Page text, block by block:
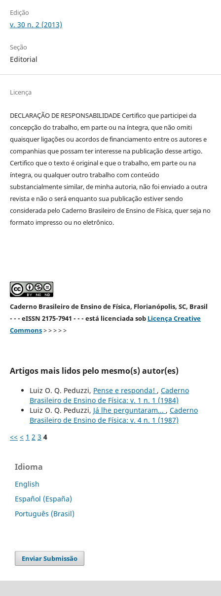
Edição
v. 30 n. 2 (2013)
Seção
Editorial
Licença
DECLARAÇÃO DE RESPONSABILIDADE Certifico que participei da
concepção do trabalho, em parte ou na íntegra, que não omiti
quaisquer ligações ou acordos de financiamento entre os autores e
companhias que possam ter interesse na publicação desse artigo.
Certifico que o texto é original e que o trabalho, em parte ou na
íntegra, ou qualquer outro trabalho com conteúdo
substancialmente similar, de minha autoria, não foi enviado a outra
revista e não o será enquanto sua publicação estiver sendo
considerada pelo Caderno Brasileiro de Ensino de Física, quer seja no
formato impresso ou no eletrônico.
Caderno Brasileiro de Ensino de Física, Florianópolis, SC, Brasil
- - - eISSN 2175-7941 - - - está licenciada sob Licença Creative
Commons> > > > >
Artigos mais lidos pelo mesmo(s) autor(es)
Luiz O. Q. Peduzzi, Pense e responda! , Caderno
Brasileiro de Ensino de Física: v. 1 n. 1 (1984)
Luiz O. Q. Peduzzi, Já lhe perguntaram... , Caderno
Brasileiro de Ensino de Física: v. 4 n. 1 (1987)
<< < 1 2 3 4
Idioma
English
Español (España)
Português (Brasil)
Enviar Submissão